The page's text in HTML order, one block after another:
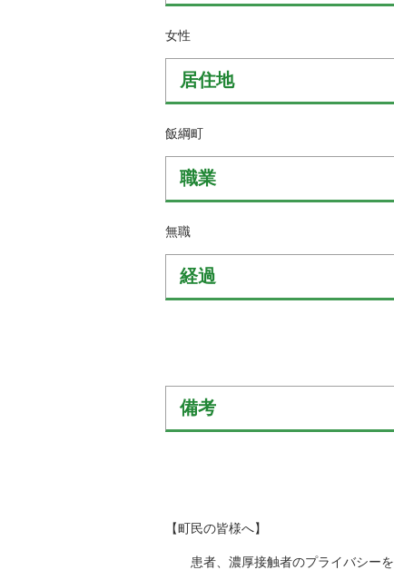
女性
居住地
飯綱町
職業
無職
経過
備考
【町民の皆様へ】
患者、濃厚接触者のプライバシーを